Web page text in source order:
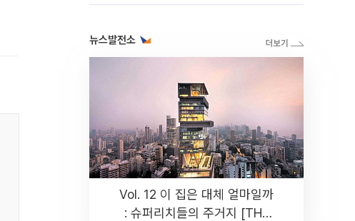
뉴스발전소
Vol. 12 이 집은 대체 얼마일까
: 슈퍼리치들의 주거지 [THE